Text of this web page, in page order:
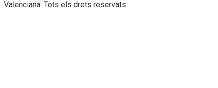
Valenciana. Tots els drets reservats